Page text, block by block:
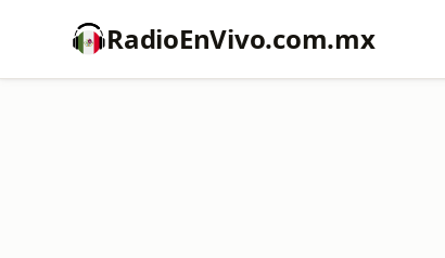
RadioEnVivo.com.mx